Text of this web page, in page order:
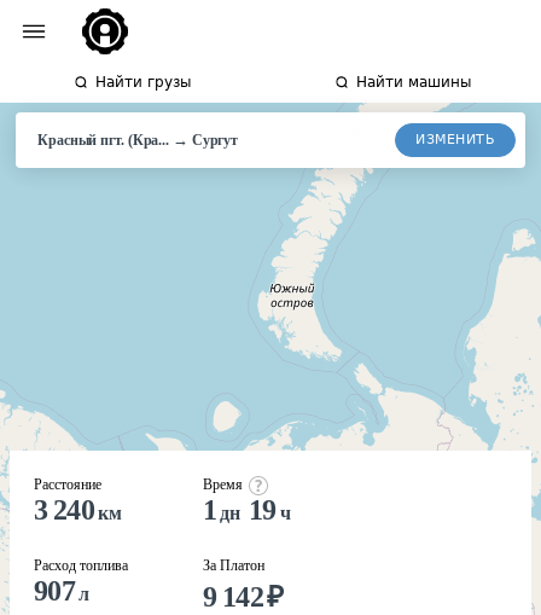
Найти грузы Найти машины
Красный пгт. (Кра... → Сургут ИЗМЕНИТЬ
Расстояние
3 240км
Расход топлива
907л
Время
1 дн 19ч
За Платон
9 142₽